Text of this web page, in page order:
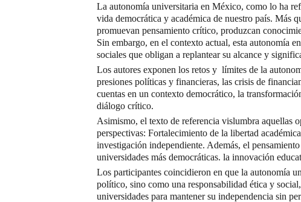
La autonomía universitaria en México, como lo ha
vida democrática y académica de nuestro país. Más
promuevan pensamiento crítico, produzcan
Sin embargo, en el contexto actual, esta autonomía
sociales que obligan a replantear su alcance y
Los autores exponen los retos y límites de la
presiones políticas y financieras, las crisis de
cuentas en un contexto democrático, la
diálogo crítico.
Asimismo, el texto de referencia vislumbra aquellas
perspectivas: Fortalecimiento de la libertad
investigación independiente. Además, el
universidades más democráticas. la innovación
Los participantes coincidieron en que la autonomía
político, sino como una responsabilidad ética y
universidades para mantener su independencia sin